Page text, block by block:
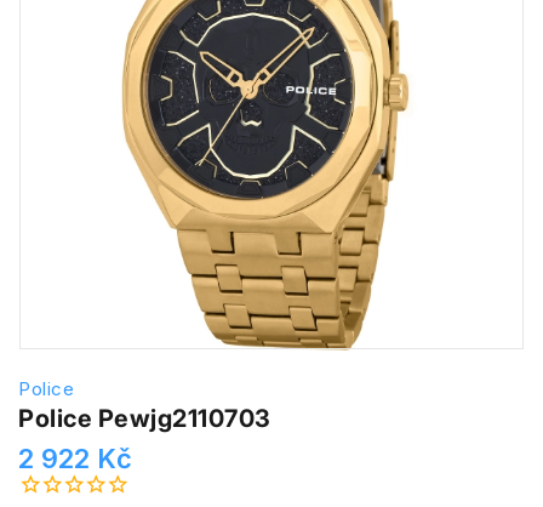
Police
Police Pewjg2110703
2 922 Kč